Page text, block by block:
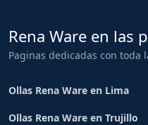
Rena Ware en las
Paginas dedicadas con
Ollas Rena Ware en Lima
Ollas Rena Ware en Trujillo